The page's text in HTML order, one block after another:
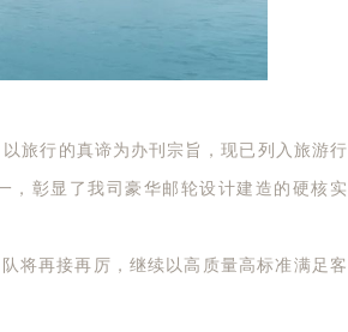
旅行的真谛为办刊宗旨，现已列入旅游行
，彰显了我司豪华邮轮设计建造的硬核实
将再接再厉，继续以高质量高标准满足客